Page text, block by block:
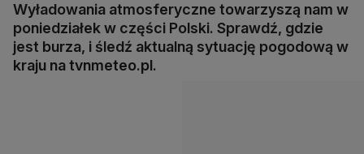
Wyładowania atmosferyczne towarzyszą nam w
poniedziałek w części Polski. Sprawdź, gdzie
jest burza, i śledź aktualną sytuację pogodową w
kraju na tvnmeteo.pl.